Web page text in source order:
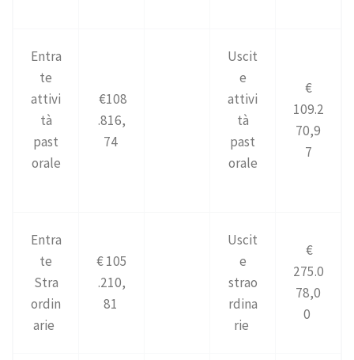
Entra
te
attivi
tà
past
orale
€108
.816,
74
Uscit
e
attivi
tà
past
orale
€
109.2
70,9
7
Entra
te
Stra
ordin
arie
€ 105
.210,
81
Uscit
e
strao
rdina
rie
€
275.0
78,0
0